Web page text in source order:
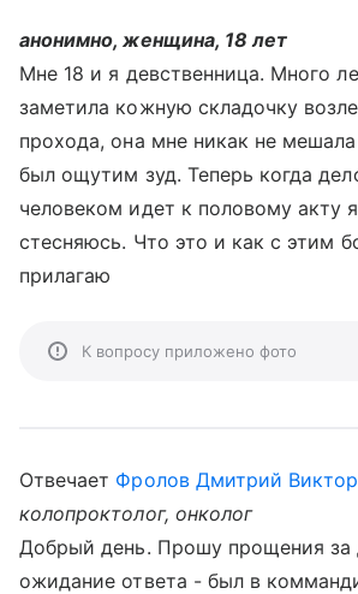
анонимно, женщина, 18 лет
Мне 18 и я девственница. Много
заметила кожную складочку
прохода, она мне никак не
был ощутим зуд. Теперь когда
человеком идет к половому акту
стесняюсь. Что это и как с этим
прилагаю
К вопросу приложено фото
Отвечает Фролов Дмитрий
колопроктолог, онколог
Добрый день. Прошу прощения за
ожидание ответа - был в